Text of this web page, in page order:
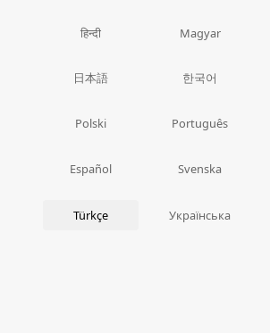
हिन्दी Magyar
日本語 한국어
Polski Português
Español Svenska
Türkçe Українська